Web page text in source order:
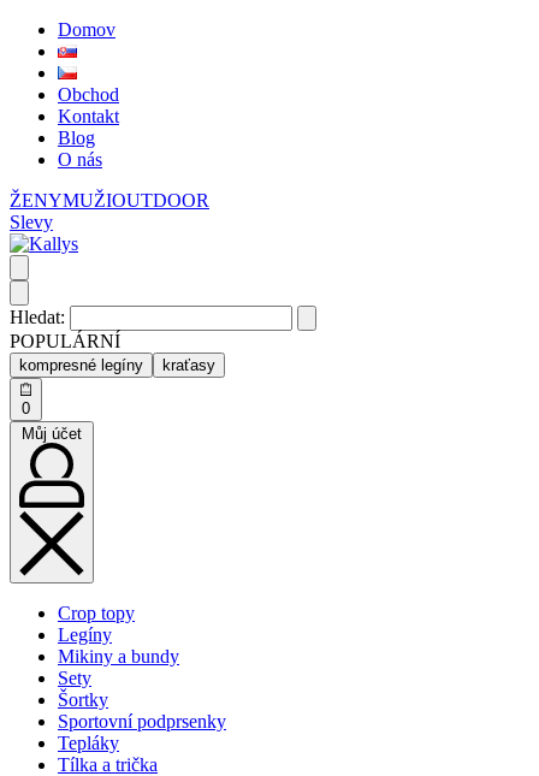
Domov
Obchod
Kontakt
Blog
O nás
ŽENYMUŽIOUTDOOR
Slevy
Hledat:
POPULÁRNÍ
kompresné legíny kraťasy
0
Můj účet
Crop topy
Legíny
Mikiny a bundy
Sety
Šortky
Sportovní podprsenky
Tepláky
Tílka a trička